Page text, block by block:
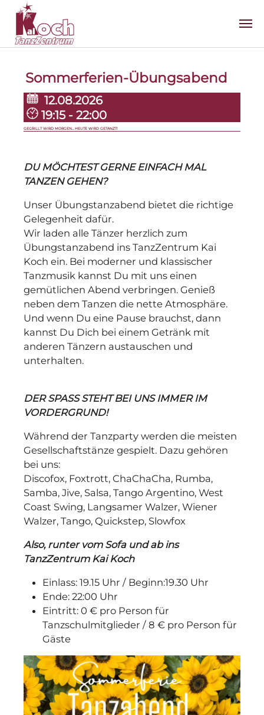
Sommerferien-Übungsabend
12.08.2026
19:15 - 22:00
GEGRILLT WIRD MORGEN... HEUTE WIRD GETANZT!
DU MÖCHTEST GERNE EINFACH MAL
TANZEN GEHEN?
Unser Übungstanzabend bietet die richtige
Gelegenheit dafür.
Wir laden alle Tänzer herzlich zum
Übungstanzabend ins TanzZentrum Kai
Koch ein. Bei moderner und klassischer
Tanzmusik kannst Du mit uns einen
gemütlichen Abend verbringen. Genieß
neben dem Tanzen die nette Atmosphäre.
Und wenn Du eine Pause brauchst, dann
kannst Du Dich bei einem Getränk mit
anderen Tänzern austauschen und
unterhalten.
DER SPASS STEHT BEI UNS IMMER IM
VORDERGRUND!
Während der Tanzparty werden die meisten
Gesellschaftstänze gespielt. Dazu gehören
bei uns:
Discofox, Foxtrott, ChaChaCha, Rumba,
Samba, Jive, Salsa, Tango Argentino, West
Coast Swing, Langsamer Walzer, Wiener
Walzer, Tango, Quickstep, Slowfox
Also, runter vom Sofa und ab ins
TanzZentrum Kai Koch
Einlass: 19.15 Uhr / Beginn:19.30 Uhr
Ende: 22:00 Uhr
Eintritt: 0 € pro Person für
Tanzschulmitglieder / 8 € pro Person für
Gäste